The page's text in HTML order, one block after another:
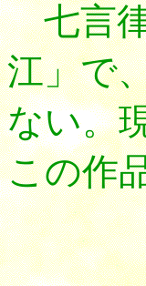
七言律
江」で
ない。
この作